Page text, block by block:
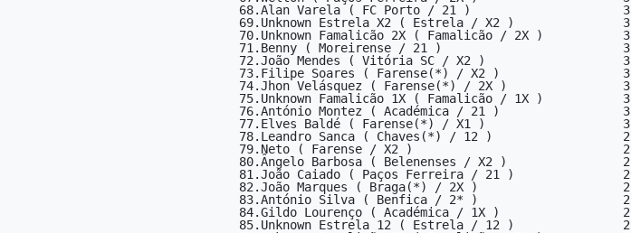
68.Alan Varela ( FC Porto / 21 )                     3
69.Unknown Estrela X2 ( Estrela / X2 )               3
70.Unknown Famalicão 2X ( Famalicão / 2X )           3
71.Benny ( Moreirense / 21 )                         3
72.João Mendes ( Vitória SC / X2 )                   3
73.Filipe Soares ( Farense(*) / X2 )                 3
74.Jhon Velásquez ( Farense(*) / 2X )                3
75.Unknown Famalicão 1X ( Famalicão / 1X )           3
76.António Montez ( Académica / 21 )                 3
77.Elves Baldé ( Farense(*) / X1 )                   3
78.Leandro Sanca ( Chaves(*) / 12 )                  2
79.Neto ( Farense / X2 )                             2
80.Ângelo Barbosa ( Belenenses / X2 )                2
81.João Caiado ( Paços Ferreira / 21 )               2
82.João Marques ( Braga(*) / 2X )                    2
83.António Silva ( Benfica / 2* )                    2
84.Gildo Lourenço ( Académica / 1X )                 2
85.Unknown Estrela 12 ( Estrela / 12 )               2